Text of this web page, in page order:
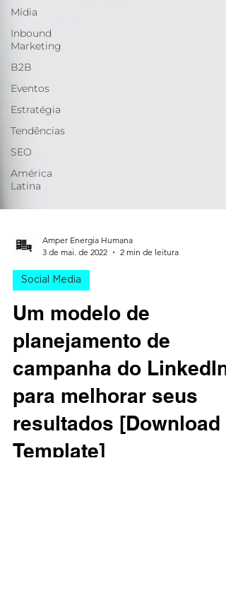
Mídia
Inbound
Marketing
B2B
Eventos
Estratégia
Tendências
SEO
América
Latina
Amper Energia Humana
3 de mai. de 2022
Um modelo de
planejamento de
campanha do LinkedIn
para melhorar seus
resultados [Download